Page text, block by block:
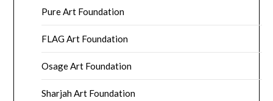
Pure Art Foundation
FLAG Art Foundation
Osage Art Foundation
Sharjah Art Foundation